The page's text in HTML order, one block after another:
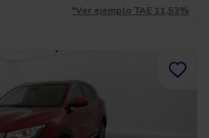
*Ver ejemplo TAE 11,53%